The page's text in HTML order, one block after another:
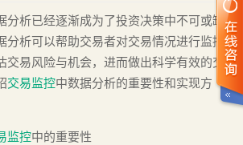
分析已经逐渐成为了投资决策中不可或缺
分析可以帮助交易者对交易情况进行监控
易风险与机会，进而做出科学有效的交
交易监控中数据分析的重要性和实现方
监控中的重要性